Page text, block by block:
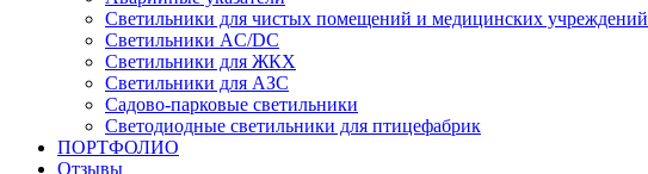
Светильники для чистых помещений и медицинских учреждений
Светильники AC/DC
Светильники для ЖКХ
Светильники для АЗС
Садово-парковые светильники
Светодиодные светильники для птицефабрик
ПОРТФОЛИО
Отзывы